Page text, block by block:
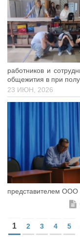
работников и
общежития в при
23 ИЮН, 2026
представителем
1 2 3 4 5